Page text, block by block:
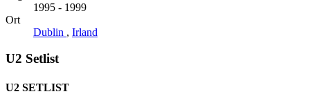
1995 - 1999
Ort
Dublin , Irland
U2 Setlist
U2 SETLIST